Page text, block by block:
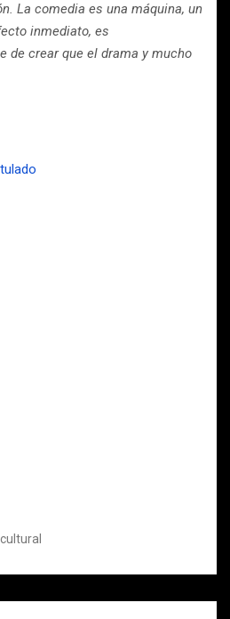
La comedia es una máquina, un
inmediato, es
de crear que el drama y mucho